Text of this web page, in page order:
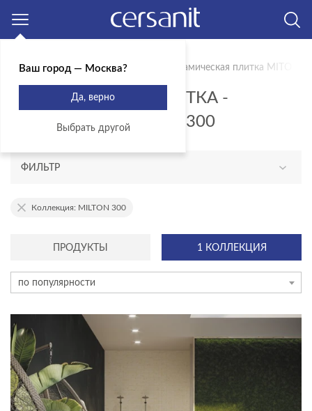
Главная Продукты Керамическая плитка MITO
КЕРАМИЧЕСКАЯ ПЛИТКА -
КОЛЛЕКЦИЯ MILTON 300
ФИЛЬТР
ПОМЕЩЕНИЕ
Входные группы
Гостинная
ФОРМАТ НОМИНАЛЬНЫЙ
30x30
ТИП КОЛЛЕКЦИИ
ПРОДУКТЫ 1 КОЛЛЕКЦИЯ
по популярности
Коллекция: MILTON 300
Ваш город — Москва?
Да, верно
Выбрать другой